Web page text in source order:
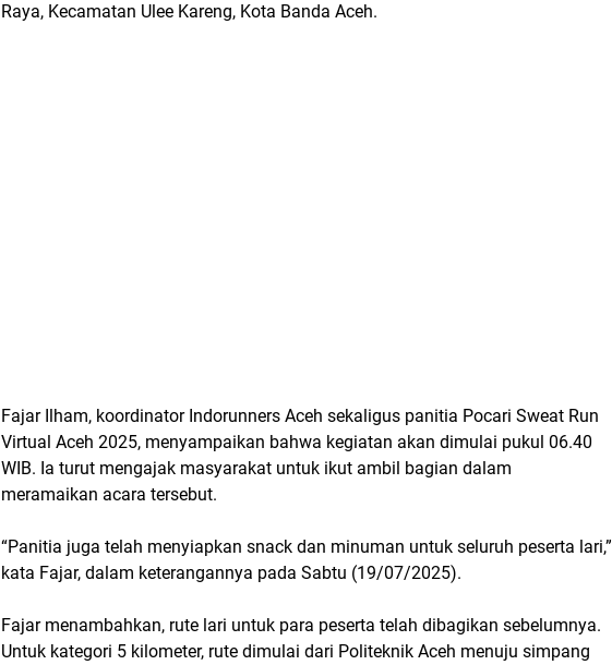
Raya, Kecamatan Ulee Kareng, Kota Banda Aceh.
Fajar Ilham, koordinator Indorunners Aceh sekaligus panitia Pocari Sweat Run
Virtual Aceh 2025, menyampaikan bahwa kegiatan akan dimulai pukul 06.40
WIB. Ia turut mengajak masyarakat untuk ikut ambil bagian dalam
meramaikan acara tersebut.
“Panitia juga telah menyiapkan snack dan minuman untuk seluruh peserta lari,”
kata Fajar, dalam keterangannya pada Sabtu (19/07/2025).
Fajar menambahkan, rute lari untuk para peserta telah dibagikan sebelumnya.
Untuk kategori 5 kilometer, rute dimulai dari Politeknik Aceh menuju simpang